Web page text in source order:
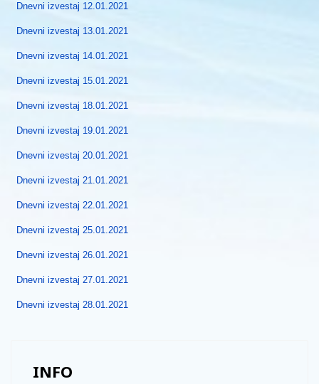
Dnevni izvestaj 12.01.2021
Dnevni izvestaj 13.01.2021
Dnevni izvestaj 14.01.2021
Dnevni izvestaj 15.01.2021
Dnevni izvestaj 18.01.2021
Dnevni izvestaj 19.01.2021
Dnevni izvestaj 20.01.2021
Dnevni izvestaj 21.01.2021
Dnevni izvestaj 22.01.2021
Dnevni izvestaj 25.01.2021
Dnevni izvestaj 26.01.2021
Dnevni izvestaj 27.01.2021
Dnevni izvestaj 28.01.2021
INFO